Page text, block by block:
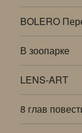
BOLERO
В зоопарке
LENS-ART
8 глав